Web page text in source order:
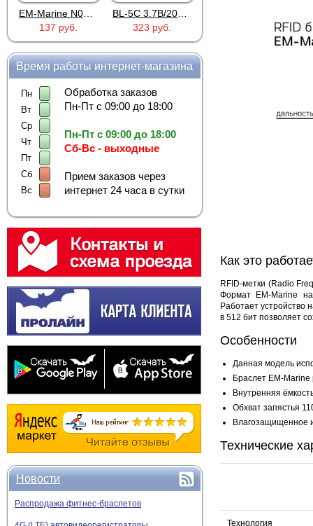
137 руб.
323 руб.
Время работы интернет-магазина
Пн
Вт
Ср
Чт
Пт
Сб
Вс
Обработка заказов
Пн-Пт с 09:00 до 18:00
Пн-Пт с 09:00 до 18:00
Сб-Вс - выходные
Прием заказов через
интернет 24 часа в сутки
Новости
Распродажа фитнес-браслетов
Как это
RFID-метки (Radio
Формат EM-Marine
Работает устройство
в 512 бит позволяет
Особенности
Данная модель
Браслет EM-
Внутренняя
Обхват запястья
Влагозащищенное
Технические
Технология